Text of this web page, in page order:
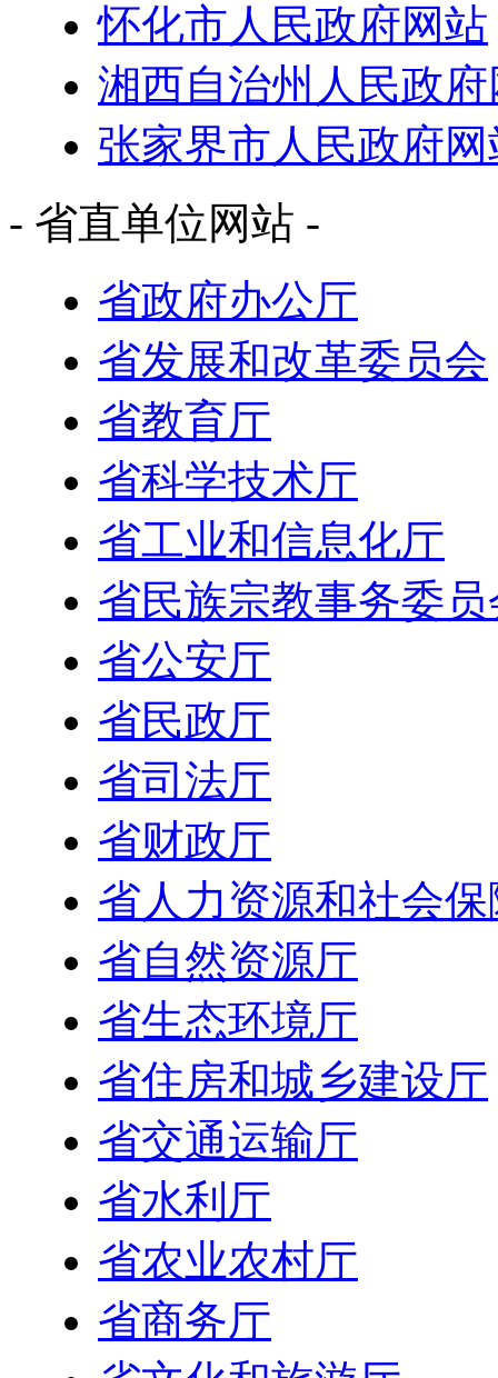
怀化市人民政府网站
湘西自治州人民政
张家界市人民政府网
- 省直单位网站 -
省政府办公厅
省发展和改革委员会
省教育厅
省科学技术厅
省工业和信息化厅
省民族宗教事务委员
省公安厅
省民政厅
省司法厅
省财政厅
省人力资源和社会
省自然资源厅
省生态环境厅
省住房和城乡建设厅
省交通运输厅
省水利厅
省农业农村厅
省商务厅